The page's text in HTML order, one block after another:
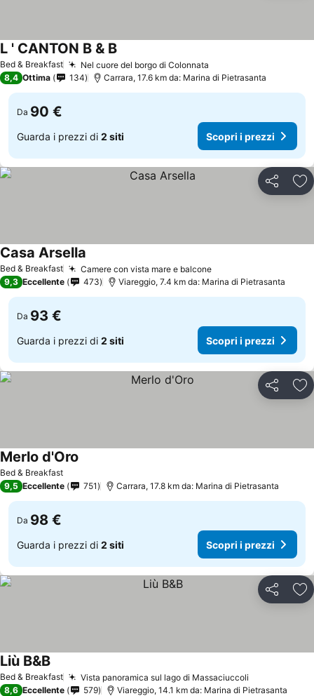
Bed & Breakfast Nel cuore del borgo di Colonnata
L ' CANTON B & B
8,4 Ottima 134 Carrara, 17.6 km da: Marina di Pietrasanta
Da 90 €
Guarda i prezzi di 2 siti Scopri i prezzi
Condividi
Bed & Breakfast Camere con vista mare e balcone
Casa Arsella
9,3 Eccellente 473 Viareggio, 7.4 km da: Marina di Pietrasanta
Da 93 €
Guarda i prezzi di 2 siti Scopri i prezzi
Condividi
Bed & Breakfast
Merlo d'Oro
9,5 Eccellente 751 Carrara, 17.8 km da: Marina di Pietrasanta
Da 98 €
Guarda i prezzi di 2 siti Scopri i prezzi
Condividi
Bed & Breakfast Vista panoramica sul lago di Massaciuccoli
Liù B&B
8,6 Eccellente 579 Viareggio, 14.1 km da: Marina di Pietrasanta